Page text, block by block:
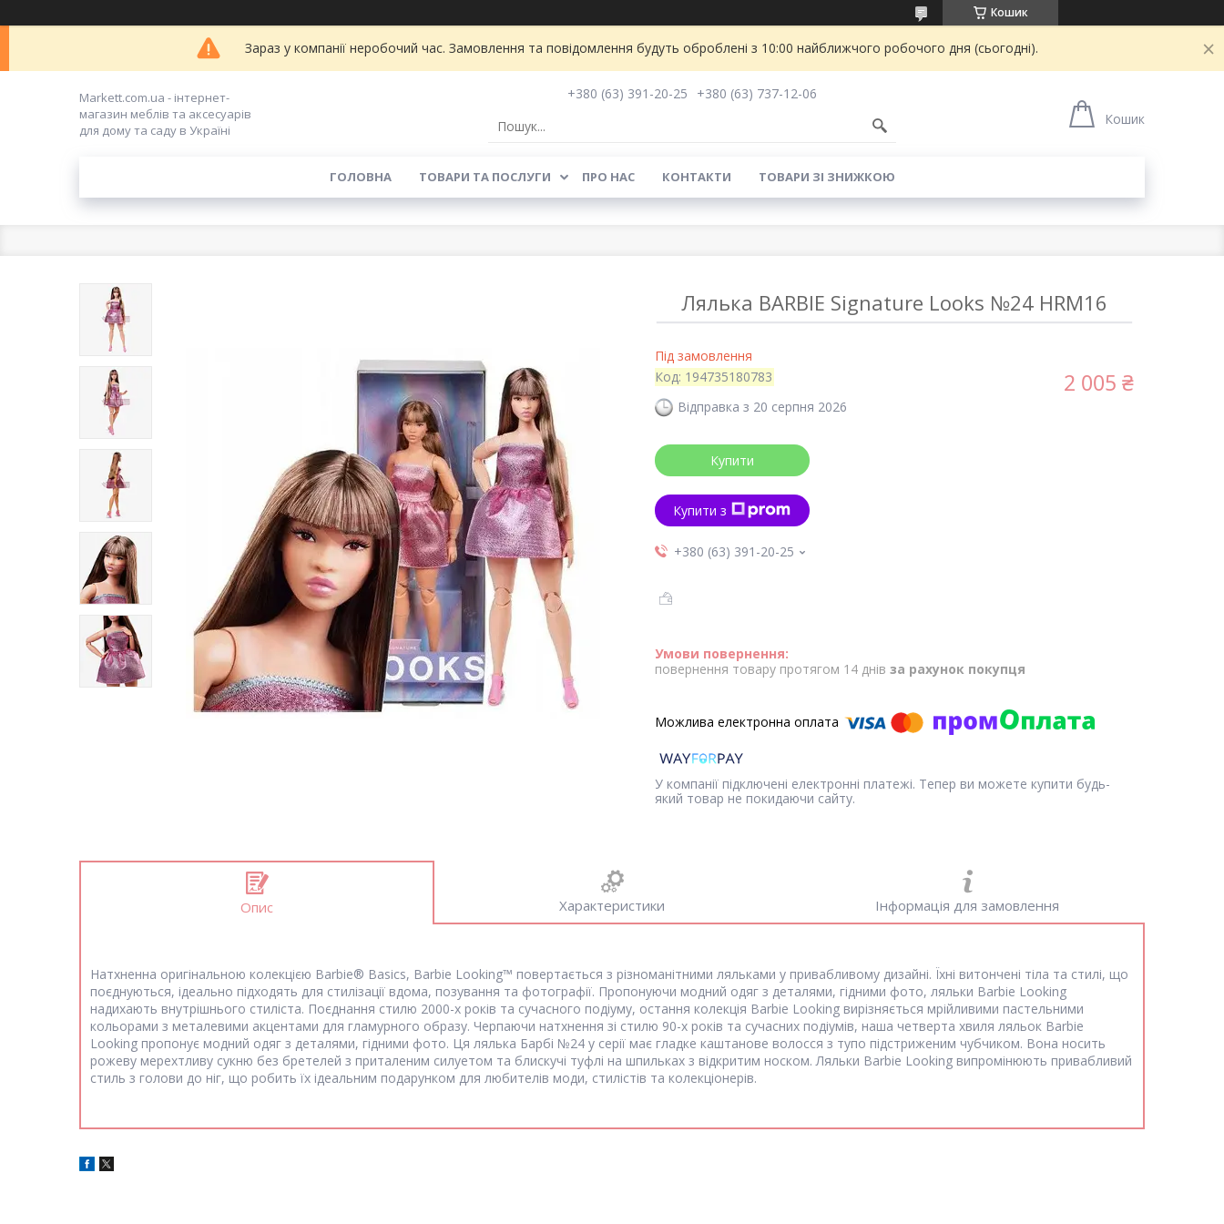
Кошик
Зараз у компанії неробочий час. Замовлення та повідомлення будуть оброблені з 10:00 найближчого робочого дня (сьогодні).
Markett.com.ua - інтернет-
магазин меблів та аксесуарів
для дому та саду в Україні
+380 (63) 391-20-25
+380 (63) 737-12-06
Кошик
ГОЛОВНА ТОВАРИ ТА ПОСЛУГИ ПРО НАС КОНТАКТИ ТОВАРИ ЗІ ЗНИЖКОЮ
Лялька BARBIE Signature Looks №24 HRM16
Під замовлення
Код: 194735180783
Відправка з 20 серпня 2026
2 005 ₴
Купити
Купити з
+380 (63) 391-20-25
повернення товару протягом 14 днів за рахунок покупця
У компанії підключені електронні платежі. Тепер ви можете купити будь-
який товар не покидаючи сайту.
Опис Характеристики Інформація для замовлення
Натхненна оригінальною колекцією Barbie® Basics, Barbie Looking™ повертається з різноманітними ляльками у привабливому дизайні. Їхні витончені тіла та стилі, що
поєднуються, ідеально підходять для стилізації вдома, позування та фотографії. Пропонуючи модний одяг з деталями, гідними фото, ляльки Barbie Looking
надихають внутрішнього стиліста. Поєднання стилю 2000-х років та сучасного подіуму, остання колекція Barbie Looking вирізняється мрійливими пастельними
кольорами з металевими акцентами для гламурного образу. Черпаючи натхнення зі стилю 90-х років та сучасних подіумів, наша четверта хвиля ляльок Barbie
Looking пропонує модний одяг з деталями, гідними фото. Ця лялька Барбі №24 у серії має гладке каштанове волосся з тупо підстриженим чубчиком. Вона носить
рожеву мерехтливу сукню без бретелей з приталеним силуетом та блискучі туфлі на шпильках з відкритим носком. Ляльки Barbie Looking випромінюють привабливий
стиль з голови до ніг, що робить їх ідеальним подарунком для любителів моди, стилістів та колекціонерів.